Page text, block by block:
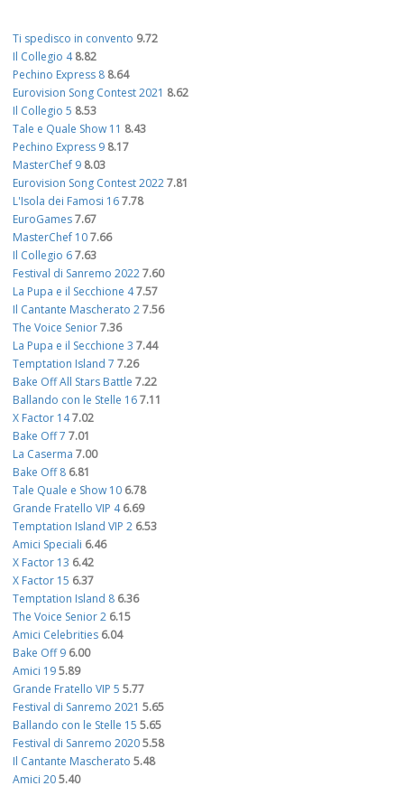
Ti spedisco in convento 9.72
Il Collegio 4 8.82
Pechino Express 8 8.64
Eurovision Song Contest 2021 8.62
Il Collegio 5 8.53
Tale e Quale Show 11 8.43
Pechino Express 9 8.17
MasterChef 9 8.03
Eurovision Song Contest 20227.81
L'Isola dei Famosi 167.78
EuroGames7.67
MasterChef 107.66
Il Collegio 67.63
Festival di Sanremo 20227.60
La Pupa e il Secchione 47.57
Il Cantante Mascherato 27.56
The Voice Senior7.36
La Pupa e il Secchione 3 7.44
Temptation Island 7 7.26
Bake Off All Stars Battle 7.22
Ballando con le Stelle 167.11
X Factor 147.02
Bake Off 7 7.01
La Caserma 7.00
Bake Off 8 6.81
Tale Quale e Show 10 6.78
Grande Fratello VIP 4 6.69
Temptation Island VIP 2 6.53
Amici Speciali 6.46
X Factor 13 6.42
X Factor 15 6.37
Temptation Island 8 6.36
The Voice Senior 2 6.15
Amici Celebrities 6.04
Bake Off 9 6.00
Amici 195.89
Grande Fratello VIP 5 5.77
Festival di Sanremo 2021 5.65
Ballando con le Stelle 15 5.65
Festival di Sanremo 20205.58
Il Cantante Mascherato 5.48
Amici 205.40